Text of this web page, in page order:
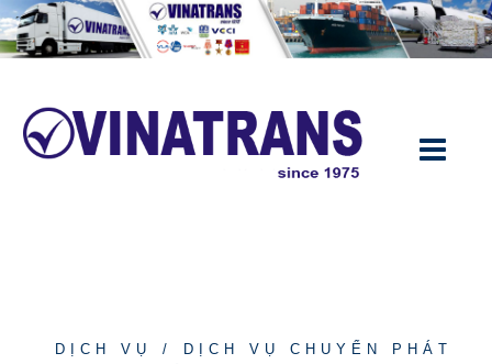
DỊCH VỤ
DỊCH VỤ CHUYỂN PHÁT